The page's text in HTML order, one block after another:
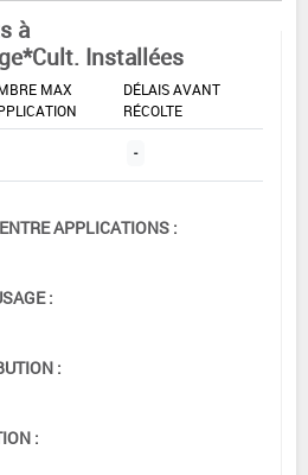
à
Installées
MAX
DÉLAIS AVANT
RÉCOLTE
-
APPLICATIONS :
:
:
: